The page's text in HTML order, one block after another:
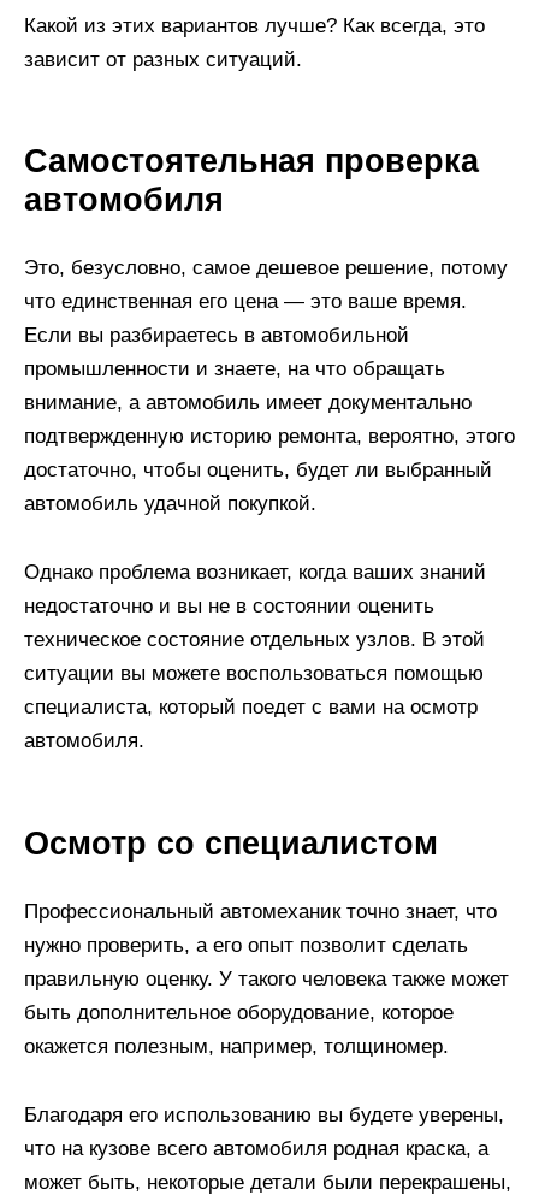
Какой из этих вариантов лучше? Как всегда, это
зависит от разных ситуаций.
Самостоятельная проверка
автомобиля
Это, безусловно, самое дешевое решение, потому
что единственная его цена — это ваше время.
Если вы разбираетесь в автомобильной
промышленности и знаете, на что обращать
внимание, а автомобиль имеет документально
подтвержденную историю ремонта, вероятно, этого
достаточно, чтобы оценить, будет ли выбранный
автомобиль удачной покупкой.
Однако проблема возникает, когда ваших знаний
недостаточно и вы не в состоянии оценить
техническое состояние отдельных узлов. В этой
ситуации вы можете воспользоваться помощью
специалиста, который поедет с вами на осмотр
автомобиля.
Осмотр со специалистом
Профессиональный автомеханик точно знает, что
нужно проверить, а его опыт позволит сделать
правильную оценку. У такого человека также может
быть дополнительное оборудование, которое
окажется полезным, например, толщиномер.
Благодаря его использованию вы будете уверены,
что на кузове всего автомобиля родная краска, а
может быть, некоторые детали были перекрашены,